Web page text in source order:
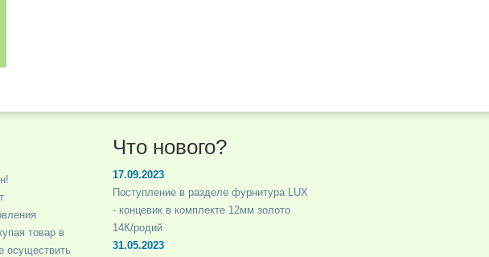
товар в
осуществить
Что нового?
17.09.2023
Поступление в разделе фурнитура LUX
- концевик в комплекте 12мм золото
14К/родий
31.05.2023